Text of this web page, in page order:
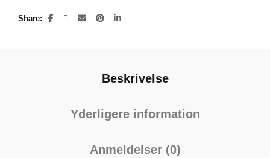
Share
Beskrivelse
Yderligere information
Anmeldelser (0)